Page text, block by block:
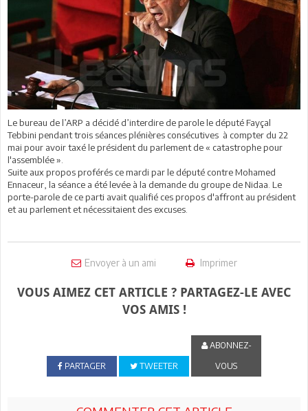
Le bureau de l’ARP a décidé d’interdire de parole le député Fayçal
Tebbini pendant trois séances plénières consécutives à compter du 22
mai pour avoir taxé le président du parlement de « catastrophe pour
l'assemblée ».
Suite aux propos proférés ce mardi par le député contre Mohamed
Ennaceur, la séance a été levée à la demande du groupe de Nidaa. Le
porte-parole de ce parti avait qualifié ces propos d'affront au président
et au parlement et nécessitaient des excuses.
Envoyer à un ami Imprimer
VOUS AIMEZ CET ARTICLE ? PARTAGEZ-LE AVEC
VOS AMIS !
PARTAGER TWEETER
ABONNEZ-
VOUS